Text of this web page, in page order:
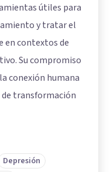
útiles para
y tratar el
en contextos de
Su compromiso
conexión humana
de transformación
Depresión